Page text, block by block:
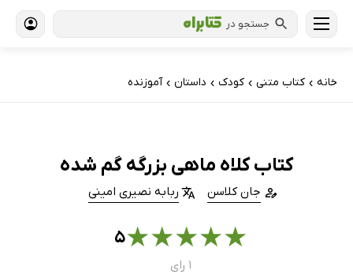
جستجو در
خانه › کتاب‌ متنی › کودک › داستان › آموزنده
کتاب کلاه ماهی بزرگه گم شده
جان کلاسن ربابه نصیری امینی
★
★
★
★
★۵
۱ رای